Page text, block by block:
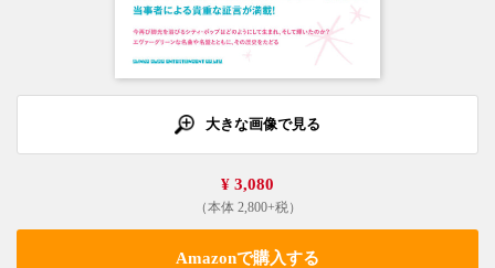
大きな画像で見る
¥ 3,080
（本体 2,800+税）
Amazonで購入する